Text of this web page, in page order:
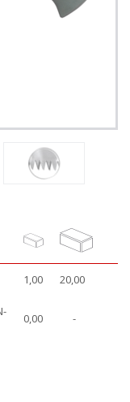
1,00 20,00
0,00 -